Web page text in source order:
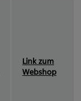
Link zum
Webshop